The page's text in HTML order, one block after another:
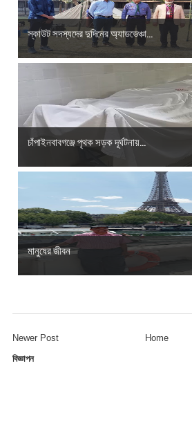
স্কাউট সদস্যদের দুদিনের অ্যাডভেঞ্চা...
চাঁপাইনবাবগঞ্জে পৃথক সড়ক দূর্ঘটনায়...
মানুষের জীবন
Newer Post
Home
বিজ্ঞাপন